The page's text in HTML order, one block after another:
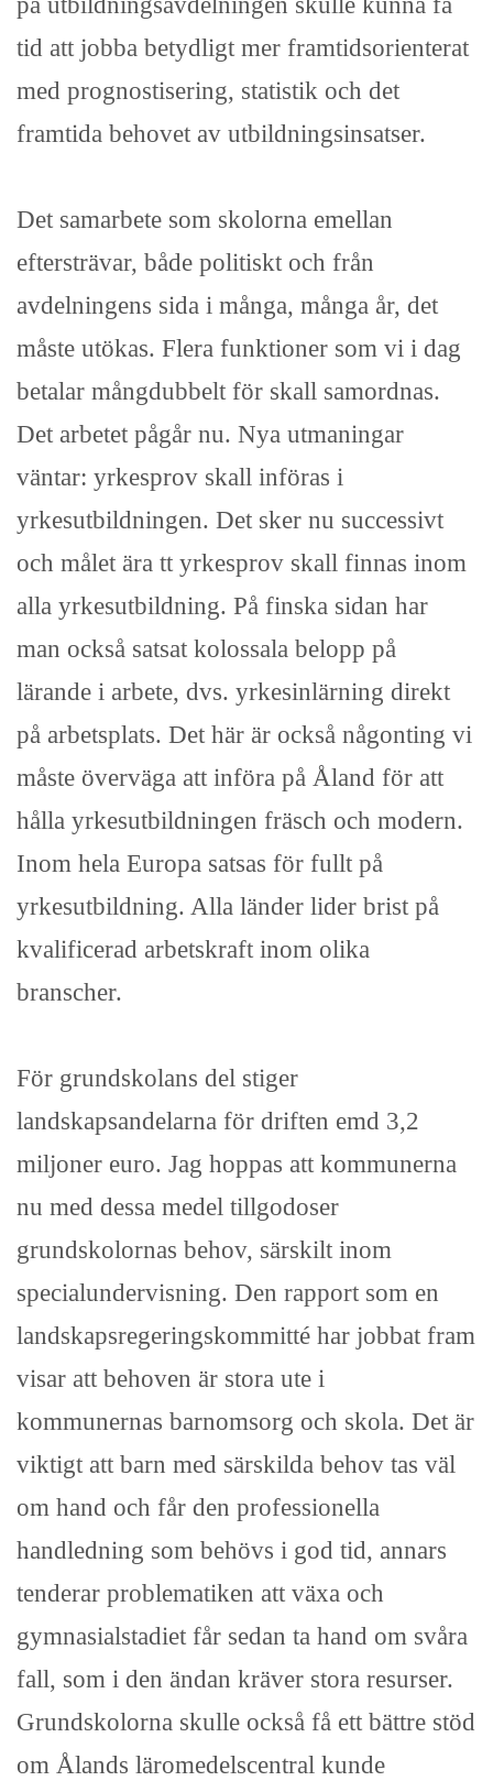
tid att jobba betydligt mer framtidsorienterat
med prognostisering, statistik och det
framtida behovet av utbildningsinsatser.
Det samarbete som skolorna emellan
eftersträvar, både politiskt och från
avdelningens sida i många, många år, det
måste utökas. Flera funktioner som vi i dag
betalar mångdubbelt för skall samordnas.
Det arbetet pågår nu. Nya utmaningar
väntar: yrkesprov skall införas i
yrkesutbildningen. Det sker nu successivt
och målet ära tt yrkesprov skall finnas inom
alla yrkesutbildning. På finska sidan har
man också satsat kolossala belopp på
lärande i arbete, dvs. yrkesinlärning direkt
på arbetsplats. Det här är också någonting vi
måste överväga att införa på Åland för att
hålla yrkesutbildningen fräsch och modern.
Inom hela Europa satsas för fullt på
yrkesutbildning. Alla länder lider brist på
kvalificerad arbetskraft inom olika
branscher.
För grundskolans del stiger
landskapsandelarna för driften emd 3,2
miljoner euro. Jag hoppas att kommunerna
nu med dessa medel tillgodoser
grundskolornas behov, särskilt inom
specialundervisning. Den rapport som en
landskapsregeringskommitté har jobbat fram
visar att behoven är stora ute i
kommunernas barnomsorg och skola. Det är
viktigt att barn med särskilda behov tas väl
om hand och får den professionella
handledning som behövs i god tid, annars
tenderar problematiken att växa och
gymnasialstadiet får sedan ta hand om svåra
fall, som i den ändan kräver stora resurser.
Grundskolorna skulle också få ett bättre stöd
om Ålands läromedelscentral kunde